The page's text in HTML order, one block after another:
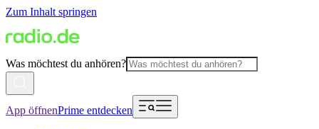
Zum Inhalt springen
Was möchtest du anhören?
App öffnenPrime entdecken